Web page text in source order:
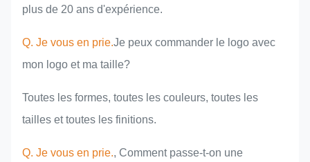
plus de 20 ans d'expérience.
Q. Je vous en prie.Je peux commander le logo avec
mon logo et ma taille?
Toutes les formes, toutes les couleurs, toutes les
tailles et toutes les finitions.
Q. Je vous en prie., Comment passe-t-on une